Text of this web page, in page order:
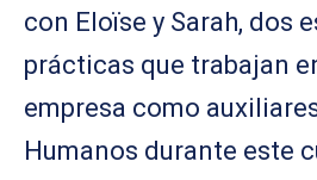
con Eloïse y Sarah, dos
prácticas que trabajan
empresa como
Humanos durante este